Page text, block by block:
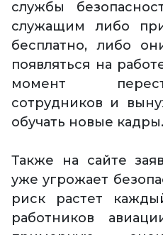
службы
служащим либо
бесплатно, либо
появляться на
момент
сотрудников и
обучать новые кадры.
Также на сайте
уже угрожает
риск растет
работников